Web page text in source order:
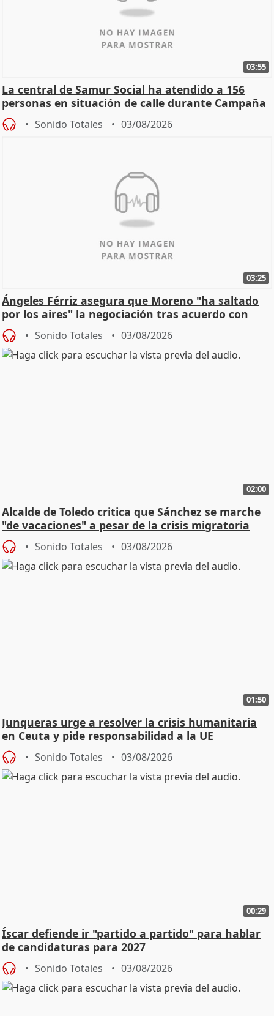
03:55
La central de Samur Social ha atendido a 156
personas en situación de calle durante Campaña
de Calor
Sonido Totales 03/08/2026
03:25
Ángeles Férriz asegura que Moreno "ha saltado
por los aires" la negociación tras acuerdo con
SMA
Sonido Totales 03/08/2026
02:00
Alcalde de Toledo critica que Sánchez se marche
"de vacaciones" a pesar de la crisis migratoria
Sonido Totales 03/08/2026
01:50
Junqueras urge a resolver la crisis humanitaria
en Ceuta y pide responsabilidad a la UE
Sonido Totales 03/08/2026
00:29
Íscar defiende ir "partido a partido" para hablar
de candidaturas para 2027
Sonido Totales 03/08/2026